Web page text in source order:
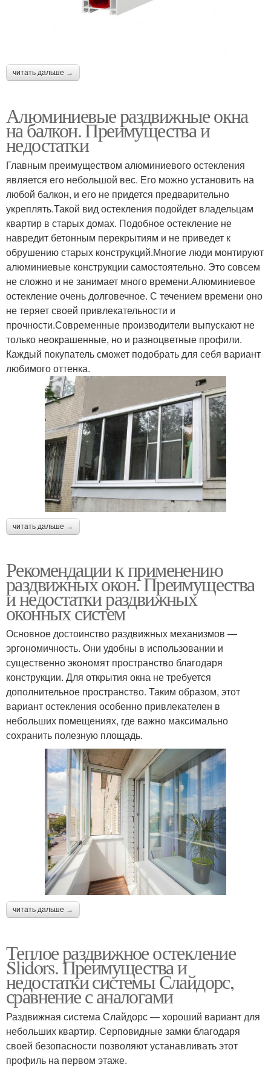
читать дальше →
Алюминиевые раздвижные окна
на балкон. Преимущества и
недостатки
Главным преимуществом алюминиевого остекления
является его небольшой вес. Его можно установить на
любой балкон, и его не придется предварительно
укреплять.Такой вид остекления подойдет владельцам
квартир в старых домах. Подобное остекление не
навредит бетонным перекрытиям и не приведет к
обрушению старых конструкций.Многие люди монтируют
алюминиевые конструкции самостоятельно. Это совсем
не сложно и не занимает много времени.Алюминиевое
остекление очень долговечное. С течением времени оно
не теряет своей привлекательности и
прочности.Современные производители выпускают не
только неокрашенные, но и разноцветные профили.
Каждый покупатель сможет подобрать для себя вариант
любимого оттенка.
читать дальше →
Рекомендации к применению
раздвижных окон. Преимущества
и недостатки раздвижных
оконных систем
Основное достоинство раздвижных механизмов —
эргономичность. Они удобны в использовании и
существенно экономят пространство благодаря
конструкции. Для открытия окна не требуется
дополнительное пространство. Таким образом, этот
вариант остекления особенно привлекателен в
небольших помещениях, где важно максимально
сохранить полезную площадь.
читать дальше →
Теплое раздвижное остекление
Slidors. Преимущества и
недостатки системы Слайдорс,
сравнение с аналогами
Раздвижная система Слайдорс — хороший вариант для
небольших квартир. Серповидные замки благодаря
своей безопасности позволяют устанавливать этот
профиль на первом этаже.